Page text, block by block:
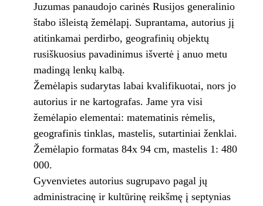
Juzumas panaudojo carinės Rusijos generalinio
štabo išleistą žemėlapį. Suprantama, autorius jį
atitinkamai perdirbo, geografinių objektų
rusiškuosius pavadinimus išvertė į anuo metu
madingą lenkų kalbą.
Žemėlapis sudarytas labai kvalifikuotai, nors jo
autorius ir ne kartografas. Jame yra visi
žemėlapio elementai: matematinis rėmelis,
geografinis tinklas, mastelis, sutartiniai ženklai.
Žemėlapio formatas 84x 94 cm, mastelis 1: 480
000.
Gyvenvietes autorius sugrupavo pagal jų
administracinę ir kultūrinę reikšmę į septynias